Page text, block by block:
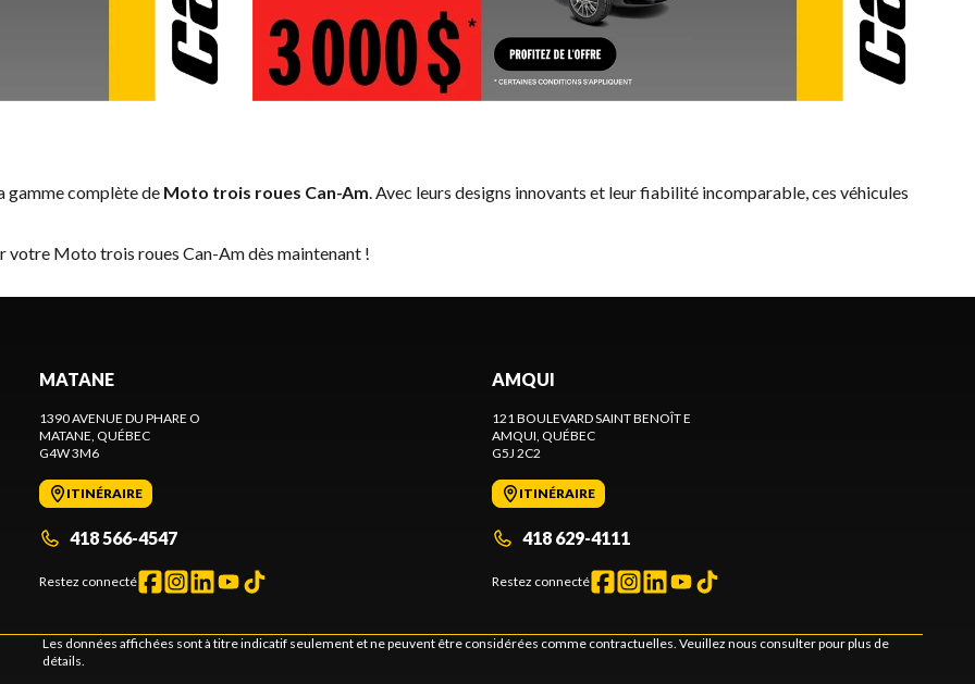
gamme complète de Moto trois roues Can-Am. Avec leurs designs innovants et leur fiabilité incomparable, ces véhicules
votre Moto trois roues Can-Am dès maintenant !
MATANE
1390 AVENUE DU PHARE O
MATANE, QUÉBEC
G4W 3M6
ITINÉRAIRE
418 566-4547
Restez connecté
AMQUI
121 BOULEVARD SAINT BENOÎT E
AMQUI, QUÉBEC
G5J 2C2
ITINÉRAIRE
418 629-4111
Restez connecté
Les données affichées sont à titre indicatif seulement et ne peuvent être considérées comme contractuelles. Veuillez nous consulter pour plus de
détails.